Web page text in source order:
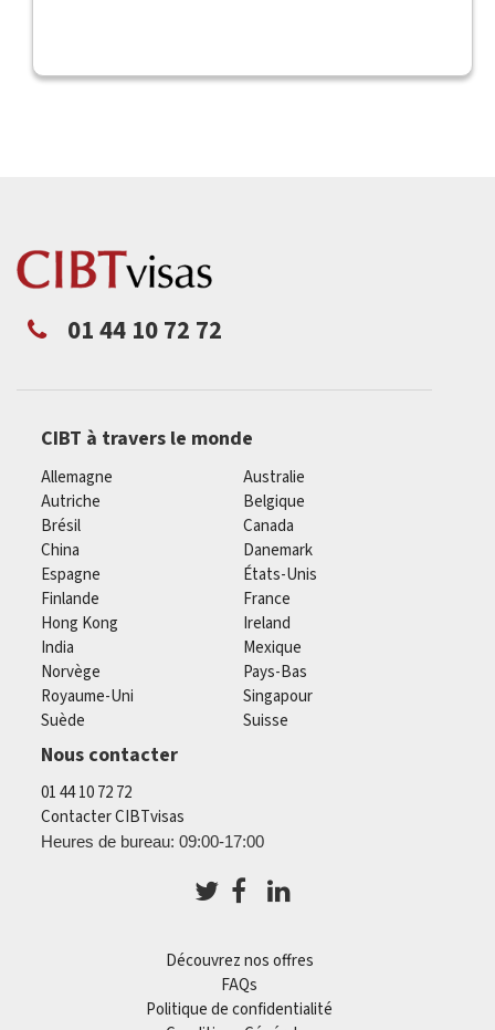
01 44 10 72 72
CIBT à travers le monde
Allemagne
Australie
Autriche
Belgique
Brésil
Canada
China
Danemark
Espagne
États-Unis
Finlande
France
Hong Kong
Ireland
India
Mexique
Norvège
Pays-Bas
Royaume-Uni
Singapour
Suède
Suisse
Nous contacter
01 44 10 72 72
Contacter CIBTvisas
Heures de bureau: 09:00-17:00
Découvrez nos offres
FAQs
Politique de confidentialité